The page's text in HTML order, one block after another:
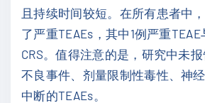
且持续时间较短。在所有患者中
了严重TEAEs，其中1例严重TEAE
CRS。值得注意的是，研究中未
不良事件、剂量限制性毒性、神
中断的TEAEs。